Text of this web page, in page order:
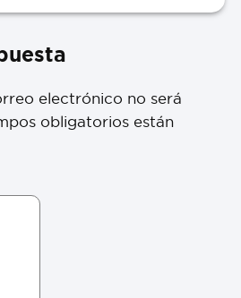
electrónico no será
obligatorios están